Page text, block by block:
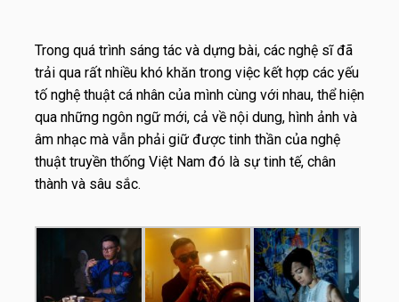
Trong quá trình sáng tác và dựng bài, các nghệ sĩ đã
trải qua rất nhiều khó khăn trong việc kết hợp các yếu
tố nghệ thuật cá nhân của mình cùng với nhau, thể hiện
qua những ngôn ngữ mới, cả về nội dung, hình ảnh và
âm nhạc mà vẫn phải giữ được tinh thần của nghệ
thuật truyền thống Việt Nam đó là sự tinh tế, chân
thành và sâu sắc.